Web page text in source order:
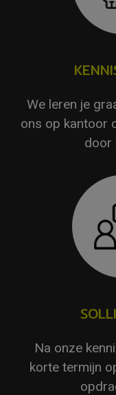
We leren je
ons op kantoor
door
Na onze
korte termijn